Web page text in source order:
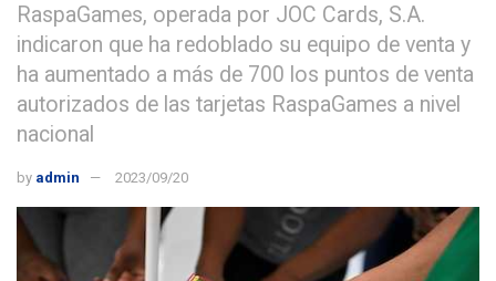
RaspaGames, operada por JOC Cards, S.A.
indicaron que ha redoblado su equipo de venta y
ha aumentado a más de 700 los puntos de venta
autorizados de las tarjetas RaspaGames a nivel
nacional
by admin 2023/09/20